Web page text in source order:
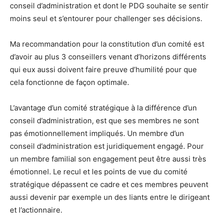
conseil d’administration et dont le PDG souhaite se sentir
moins seul et s’entourer pour challenger ses décisions.
Ma recommandation pour la constitution d’un comité est
d’avoir au plus 3 conseillers venant d’horizons différents
qui eux aussi doivent faire preuve d’humilité pour que
cela fonctionne de façon optimale.
L’avantage d’un comité stratégique à la différence d’un
conseil d’administration, est que ses membres ne sont
pas émotionnellement impliqués. Un membre d’un
conseil d’administration est juridiquement engagé. Pour
un membre familial son engagement peut être aussi très
émotionnel. Le recul et les points de vue du comité
stratégique dépassent ce cadre et ces membres peuvent
aussi devenir par exemple un des liants entre le dirigeant
et l’actionnaire.